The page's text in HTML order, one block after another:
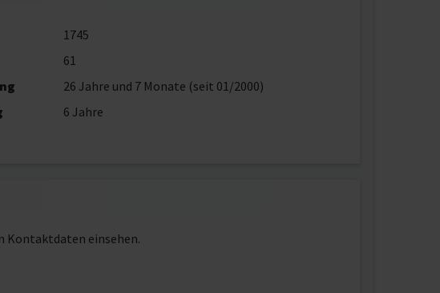
1745
61
26 Jahre und 7 Monate (seit 01/2000)
6 Jahre
Kontaktdaten einsehen.